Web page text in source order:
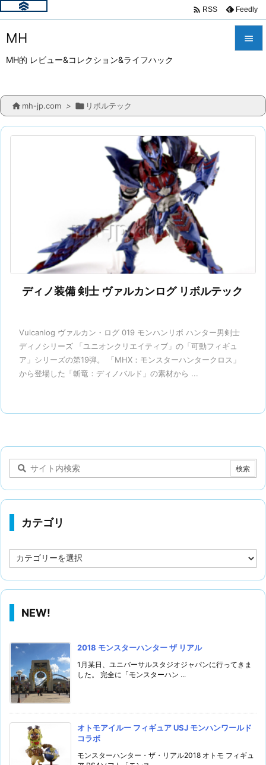



前へ
 RSS Feedly
MH
MH的 レビュー&コレクション&ライフハック
 mh-jp.com >  リボルテック
ディノ装備 剣士 ヴァルカンログ リボルテック
Vulcanlog ヴァルカン・ログ 019 モンハンリボ ハンター男剣士
ディノシリーズ 「ユニオンクリエイティブ」の「可動フィギュ
ア」シリーズの第19弾。 「MHX：モンスターハンタークロス」
から登場した「斬竜：ディノバルド」の素材から ...
カテゴリ
テ
リ
NEW!
2018 モンスターハンター ザ リアル
1月某日、ユニバーサルスタジオジャパンに行ってきま
した。 完全に「モンスターハン ...
オトモアイルー フィギュア USJ モンハンワールド
コラボ
モンスターハンター・ザ・リアル2018 オトモ フィギュ